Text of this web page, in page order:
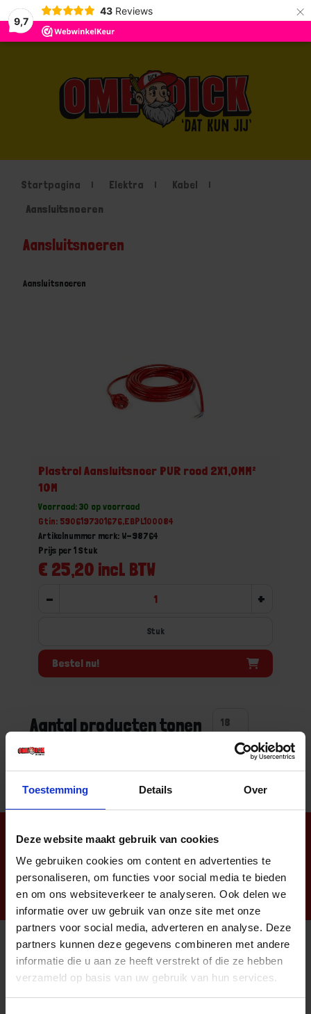
Toestemming Details Over
Deze website maakt gebruik van cookies
We gebruiken cookies om content en advertenties te
personaliseren, om functies voor social media te bieden
en om ons websiteverkeer te analyseren. Ook delen we
informatie over uw gebruik van onze site met onze
partners voor social media, adverteren en analyse. Deze
partners kunnen deze gegevens combineren met andere
informatie die u aan ze heeft verstrekt of die ze hebben
verzameld op basis van uw gebruik van hun services.
9,7
43 Reviews ×
Startpagina Elektra
Kabel
Aansluitsnoeren
Aansluitsnoeren
Aansluitsnoeren
Plastrol Aansluitsnoer PUR rood 2X1,0MM²
10M
Voorraad: 30 op voorraad
Gtin: 5906197301676,EBPL100084
Artikelnummer merk: W-98764
€ 25,20 incl. BTW
Prijs per 1 Stuk
- +
Stuk
Bestel nu!
Aantal producten tonen
Nieuwsbrief
Informatie